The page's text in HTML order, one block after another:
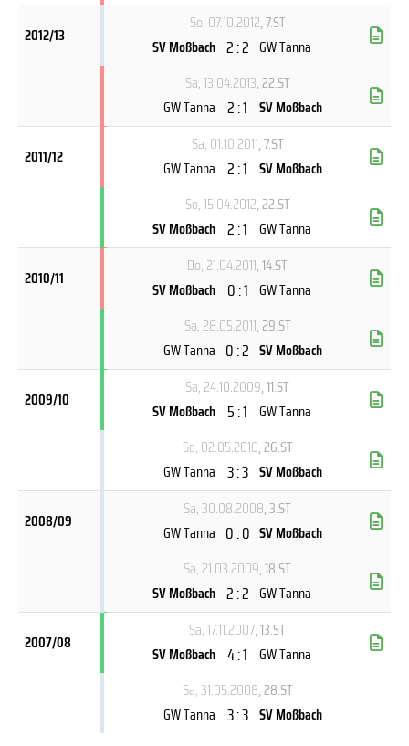
2012/13
So, 07.10.2012, 7.ST
SV Moßbach 2 : 2 GW Tanna
Sa, 13.04.2013, 22.ST
GW Tanna 2 : 1 SV Moßbach
2011/12
Sa, 01.10.2011, 7.ST
GW Tanna 2 : 1 SV Moßbach
So, 15.04.2012, 22.ST
SV Moßbach 2 : 1 GW Tanna
2010/11
Do, 21.04.2011, 14.ST
SV Moßbach 0 : 1 GW Tanna
Sa, 28.05.2011, 29.ST
GW Tanna 0 : 2 SV Moßbach
2009/10
Sa, 24.10.2009, 11.ST
SV Moßbach 5 : 1 GW Tanna
So, 02.05.2010, 26.ST
GW Tanna 3 : 3 SV Moßbach
2008/09
Sa, 30.08.2008, 3.ST
GW Tanna 0 : 0 SV Moßbach
Sa, 21.03.2009, 18.ST
SV Moßbach 2 : 2 GW Tanna
2007/08
Sa, 17.11.2007, 13.ST
SV Moßbach 4 : 1 GW Tanna
Sa, 31.05.2008, 28.ST
GW Tanna 3 : 3 SV Moßbach